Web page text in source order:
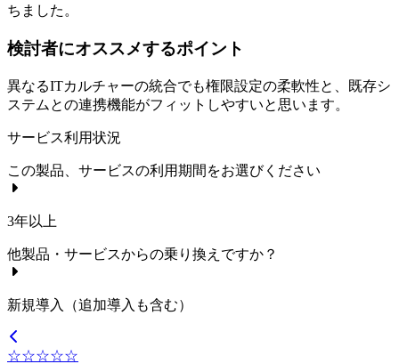
ちました。
検討者にオススメするポイント
異なるITカルチャーの統合でも権限設定の柔軟性と、既存シ
ステムとの連携機能がフィットしやすいと思います。
サービス利用状況
この製品、サービスの利用期間をお選びください
3年以上
他製品・サービスからの乗り換えですか？
新規導入（追加導入も含む）
☆☆☆☆☆